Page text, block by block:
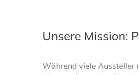
Unsere Mission:
Während viele Aussteller